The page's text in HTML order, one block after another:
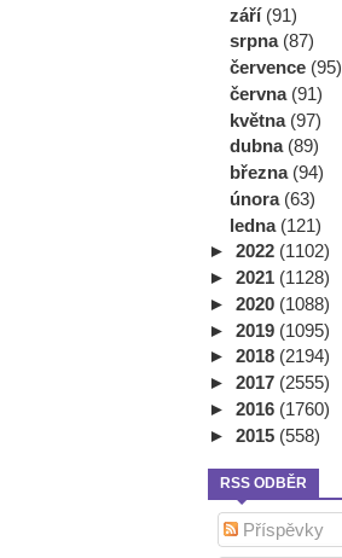
září (91)
srpna (87)
července (95)
června (91)
května (97)
dubna (89)
března (94)
února (63)
ledna (121)
► 2022 (1102)
► 2021 (1128)
► 2020 (1088)
► 2019 (1095)
► 2018 (2194)
► 2017 (2555)
► 2016 (1760)
► 2015 (558)
RSS ODBĚR
Příspěvky